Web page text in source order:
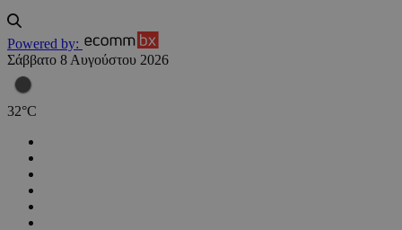
Powered by:
Σάββατο 8 Αυγούστου 2026
32°C